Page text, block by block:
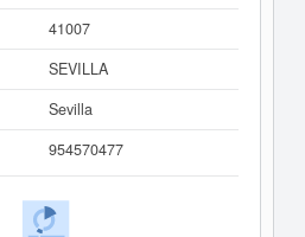
41007
SEVILLA
Sevilla
954570477